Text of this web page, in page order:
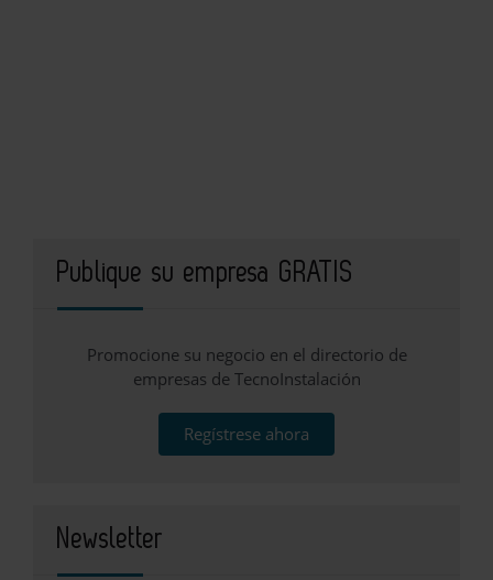
Publique su empresa GRATIS
Promocione su negocio en el directorio de
empresas de TecnoInstalación
Regístrese ahora
Newsletter